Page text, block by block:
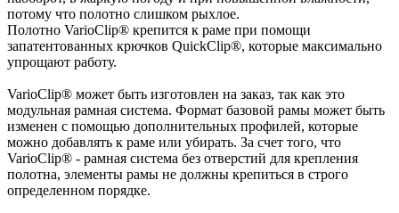
потому что полотно слишком рыхлое.
Полотно VarioClip® крепится к раме при помощи
запатентованных крючков QuickClip®, которые максимально
упрощают работу.
VarioClip® может быть изготовлен на заказ, так как это
модульная рамная система. Формат базовой рамы может быть
изменен с помощью дополнительных профилей, которые
можно добавлять к раме или убирать. За счет того, что
VarioClip® - рамная система без отверстий для крепления
полотна, элементы рамы не должны крепиться в строго
определенном порядке.